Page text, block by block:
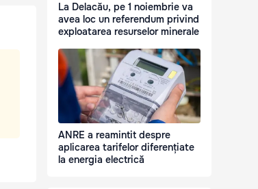
La Delacău, pe 1 noiembrie va
avea loc un referendum privind
exploatarea resurselor minerale
ANRE a reamintit despre
aplicarea tarifelor diferențiate
la energia electrică